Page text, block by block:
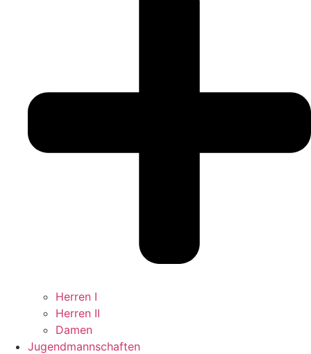
Herren I
Herren II
Damen
Jugendmannschaften